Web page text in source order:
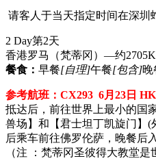
请客人于当天指定时间在深圳
2 Day第2天
香港罗马（梵蒂冈）—约
餐食： 早餐[自理]午餐[包含]晚
参考航班：CX293 6月23日
抵达后，前往世界上最小的国
兽场】和【君士坦丁凯旋门】(
后乘车前往佛罗伦萨，晚餐后
（注 ：梵蒂冈圣彼得大教堂